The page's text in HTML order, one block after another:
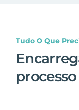
Tudo O Que